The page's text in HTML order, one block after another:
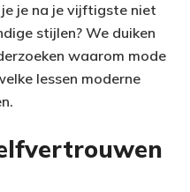
je na je vijftigste niet
stijlen? We duiken
waarom mode
lessen moderne